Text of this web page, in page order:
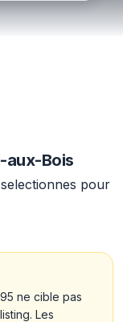
aux-Bois
pour
ne cible pas
Les